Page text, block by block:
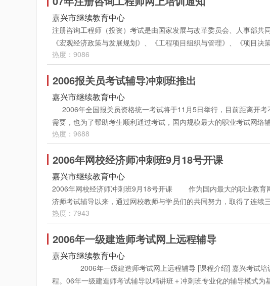
考试心理的调整，对考试趋向的分析，对考试注意事项的提醒等内容
每一课程均为9课时(理工类8课时)：含模拟试题1讲；词汇、完形填
括大意、完成句子2课时。·课程安排： 课程开通以后，学员可随时
24小时可以随时学习。·教学内容、形式： 职称英语远程教学
讲座主要为教师根据多年教学经验，对教材的重点、难点、考点进行
解相关知识。 2、课堂练习：听完讲座后，学员可点击“课堂练习”
效果。 3、课件下载： 课堂讲座下载：在课堂左下方有"课件下
格式)保存到自己本地硬盘指定的地方,这样可以在不上网的状态听这
击此按钮，就可以将讲义下载并保存到自己本地硬盘指定的地方
程学费200元 冲刺班：每科课程学费100元 串讲班：每科课程
二科享受9折优惠，报三科及以上8折优惠！ 付费方式：现场学习卡
卡地址：嘉兴市东升路1号人力资源中心市场2号楼5楼 在线、汇款
择付费方式（参见网页下方支付说明）
试科目的考试时间均为150分钟，卷面分数除税务代理实务科目为
考试教材和大纲对各章节的具体内容和题例进行详细的精讲，同时每
础知识，深层的了解考试的重点和难点，最后配有二套模拟测试题
主要是讲解考试相关的重点内容，对历年的真题进行分析讲解，对今
安排： 学员可随时报名参加学习，学习期限一直到考试结束，
注册税务师网络教学形式主要以下内容： • 音、视频讲座： 讲
注意事项，巩固学生的知识点。目的是使学员全面掌握注册税务师
完讲座后，学员可点击 “ 课堂练习 ”, 完成与本讲内容相关的习题，
并进行精讲解 , 使学员对自己的水平和成绩心中有数。 • 课件下
击此按钮，就可以将该讲 " 音、视频 " 文件 "(.asf 格式 ) 保存到自己
课程学费150元 冲刺班：每科课程学费50元 报三科及以上9折优
报精讲+冲刺 6折优惠 付费方式：现场学习卡充值 售卡热线：
号人力资源中心市场2号楼5楼 在线、汇款支付 进入以下网址:
下方支付说明）
目。分4个半天进行，各科目考试时间均为3个小时。参加考试的人员
水平证书。 2007年投资项目管理师考试时间：2007年4月14、15
学搭配，经济实惠效果显著！！ 2007年投资建设项目管理师网络
细的精讲，同时每讲都有专门的课后作业供学员进行练习，以达到全
配有两套模拟测试题供学员检测学习效果。每门课程均为40课时
习期限一直到考试结束，因此学员每天 24 小时可以不限时间随时反
起，直至当期考试结束 2 周关闭，打破了常规面授只能听一次的局
三个部分：视（音）频讲座、课堂练习、在线答疑。 1 、音、视频
考试内容轻松掌握。 2 、课堂练习：听完讲座后，学员可点击“课
际学习效果。课件下载：(1) 课堂讲座下载。在线课堂视频讲座、音频
该讲视、音频文件 (.asf 格式 ) 保存到自己本地硬盘指定的地方，这
还是音频讲座界面，点击课堂播放器左下角“讲义下载”，可以选择
到的疑难问题可以直接在网络答疑室提出，由主讲老师在 24 小时
优惠； 老学员报一科、两科享受9折优惠，报三科以上8折优惠。
人：董先生、邵先生 售卡地址：嘉兴市东升路1号人力资源中心市
http://www.jxkp.com/edu24ol/ 注册用户后，选择付费方式（参见网页
嘉兴市继续教育中心
注册咨询工程师（投资）考试是由国家发展与改革委员会、人事部共
《宏观经济政策与发展规划》、《工程项目组织与管理》、《项目
期的管理机制，即三年内通过五个科目的考试。 在2004、2005、
家吉等工程类专家组成的辅导团队为首届咨询工程师考试的学员提
的基础上，网校再次带给学员和考生更大的惊喜，那就是聘请了全国
考试名师王双增、成立芹，以及咨询工程师辅导专家罗曲云老师联合
工程类考试辅导团队特推出2007年注册咨询工程师（投资）考试
视频讲座， 考试时间为：2007年4月20、21、22日 ·班别设置：
试题将由老师进行精讲解） 2、冲剌班：每一课程均为20课时，
班别均将由将陈宪、王双增、任晓黎、范家吉等国内著名工程网
习期限一直考试结束。·教学内容、形式： 注册咨询工程师（投
明，使学员可以很深彻的理解相关知识。 2、课堂练习：听完讲座
案和解析检查自己实际学习效果。 3、课件下载： 课堂录音下
该讲"录音"文件(.asf格式)保存到自己本地硬盘指定的地方,这样可
内选中要复制的讲义文字按Ctrl+C键，然后再打开word编辑软件按
班：每科课程学费200元 冲刺班：每科课程学费100元 报三
科以上8折优惠。 付费方式：现场学习卡充值 售卡热线：2214398、
力资源中心市场2号楼5楼 在线、汇款支付 进入以下网址: http://
支付说明）
热度：9086
2006报关员考试辅导冲刺班推出
嘉兴市继续教育中心
2006年全国报关员资格统一考试将于11月5日举行，目前距离开
需要，也为了帮助考生顺利通过考试，国内规模最大的职业考试网
出全新视频报关员冲刺班辅导课程。 环球职业教育在线的报关员网
全国领先的记录， 2005年更是以74%的超高通过率得到学员好评。
了06年冲刺班课程。课程继续由目前国内报关员考试辅导权威专家覃
关内容，掌握考试重点及难点，对考生的前期学习起到强化训练的效
置为30讲视频讲座+1套全真模拟试题，考生可以随时报名参加学习
进行24小时免费在线答疑，学员在学习中遇到的问题可随时通过
（http://jxkp.edu24ol.com/leraning/class_bgy/index.htm） 付费方式
生、邵先生 售卡地址：嘉兴市东升路1号人力资源中心市场2号楼5
注册用户后，选择付费方式（参见网页下方支付说明）
热度：9688
2006年网校经济师冲刺班9月18号开课
嘉兴市继续教育中心
2006年网校经济师冲刺班9月18号开课 作为国内最大的职业教育
济师考试辅导以来，通过网校教师与学员们的共同努力，取得了连
络辅导。2005年的辅导中，大家普遍反映考前辅导紧贴命题，受益
2006年的考试即将来临之际，网校为了回报广大学员对老师及网校
率！冲刺班由郭俊华、沈蕾、刘艳霞等一批名师主讲，课程主要是帮
生的前期学习起到强化训练的效果。课程内容主要包括20课时+在线
自付费之日起24小时不限时间、次数重复点播学习，直到当期考试
学习！详情请登陆经济师频道（ http://jxkp.edu24ol.com/leraning/
热度：7943
2006年一级建造师考试网上远程辅导
嘉兴市继续教育中心
2006年一级建造师考试网上远程辅导 [课程介绍] 嘉兴考试培训
程。06年一级建造师考试辅导以精讲班＋冲刺班专业化的辅导模式